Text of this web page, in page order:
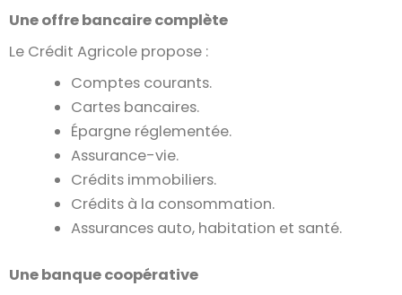
Une offre bancaire complète
Le Crédit Agricole propose :
Comptes courants.
Cartes bancaires.
Épargne réglementée.
Assurance-vie.
Crédits immobiliers.
Crédits à la consommation.
Assurances auto, habitation et santé.
Une banque coopérative